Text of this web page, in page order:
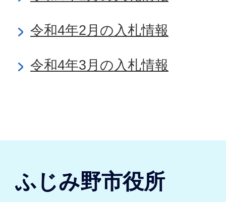
令和4年2月の入札情報
令和4年3月の入札情報
ふじみ野市役所